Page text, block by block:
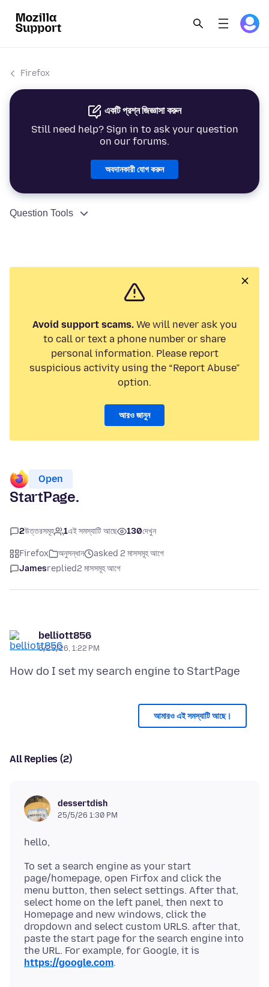
Firefox
একটি প্রশ্ন জিজ্ঞাসা করুন
Still need help? Sign in to ask your question
on our forums.
অবদানকারী যোগ করুন
Question Tools
Avoid support scams.We will never ask you
to call or text a phone number or share
personal information. Please report
suspicious activity using the “Report Abuse”
option.
আরও জানুন
Open
StartPage.
2উত্তরসমূহ 1এই সমস্যাটি আছে 130দেখুন
Firefox অনুসন্ধান
asked 2 মাসসমূহ আগে
Jamesreplied2 মাসসমূহ আগে
belliott856
5/25/26, 1:22 PM
আমারও এই সমস্যাটি আছে।
All Replies (2)
dessertdish
25/5/26 1:30 PM
To set a search engine as your start
page/homepage, open Firfox and click the
menu button, then select settings. After that,
select home on the left panel, then next to
Homepage and new windows, click the
dropdown and select custom URLS. after that,
paste the start page for the search engine into
the URL. For example, for Google, it is
https://google.com